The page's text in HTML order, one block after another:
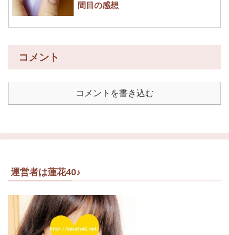
間目の感想
コメント
コメントを書き込む
運営者は蓮花40♪